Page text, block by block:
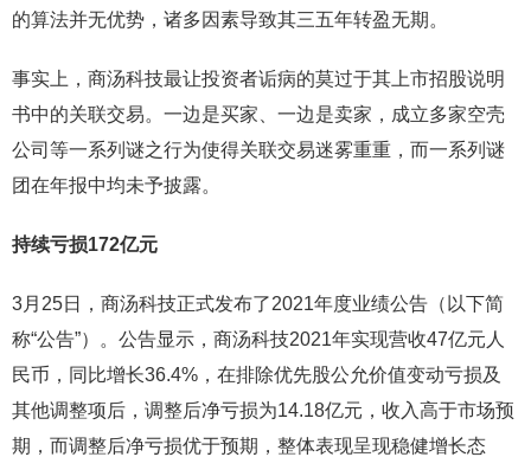
的算法并无优势，诸多因素导致其三五年转盈无期。
事实上，商汤科技最让投资者诟病的莫过于其上市招股说明
书中的关联交易。一边是买家、一边是卖家，成立多家空壳
公司等一系列谜之行为使得关联交易迷雾重重，而一系列谜
团在年报中均未予披露。
持续亏损172亿元
3月25日，商汤科技正式发布了2021年度业绩公告（以下简
称“公告”）。公告显示，商汤科技2021年实现营收47亿元人
民币，同比增长36.4%，在排除优先股公允价值变动亏损及
其他调整项后，调整后净亏损为14.18亿元，收入高于市场预
期，而调整后净亏损优于预期，整体表现呈现稳健增长态